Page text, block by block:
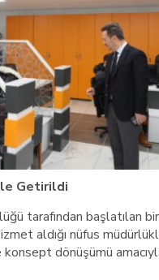
hayatını kaybetti
Getirildi
tarafından başlatılan
aldığı nüfus
dönüşümü